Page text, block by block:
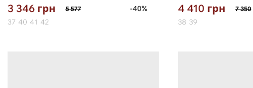
3 346 грн 5 577
-40%
37 40 41 42
4 410 грн 7 350
38 39